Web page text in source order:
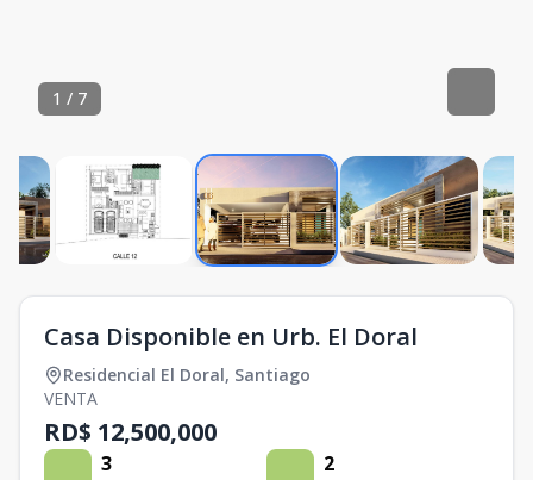
1 / 7
Casa Disponible en Urb. El Doral
Residencial El Doral, Santiago
VENTA
RD$ 12,500,000
3 2